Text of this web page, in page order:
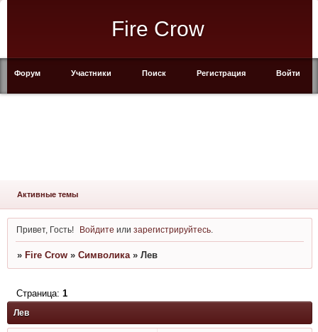
Fire Crow
Форум Участники Поиск Регистрация Войти
Активные темы
Привет, Гость! Войдите илизарегистрируйтесь
» Fire Crow » Символика » Лев
Лев
Страница: 1